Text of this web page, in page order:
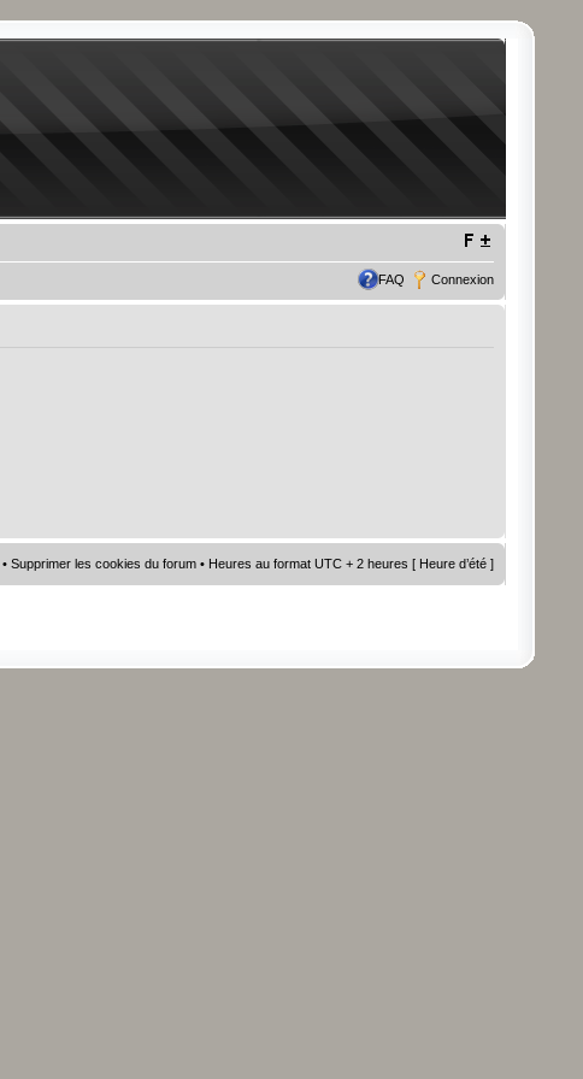
FAQ Connexion
•Supprimer les cookies du forum • Heures au format UTC + 2 heures [ Heure d’été ]